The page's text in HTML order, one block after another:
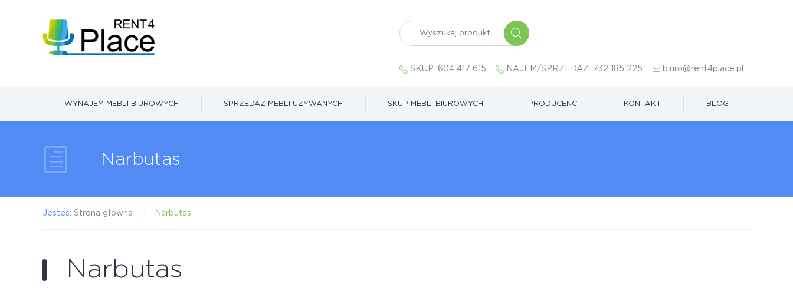
SKUP: 604 417 615 NAJEM/SPRZEDAŻ: 732 185 225 biuro@rent4place.pl
WYNAJEM MEBLI BIUROWYCH SPRZEDAŻ MEBLI UŻYWANYCH SKUP MEBLI BIUROWYCH PRODUCENCI KONTAKT BLOG
Narbutas
Jesteś: Strona główna Narbutas
Narbutas